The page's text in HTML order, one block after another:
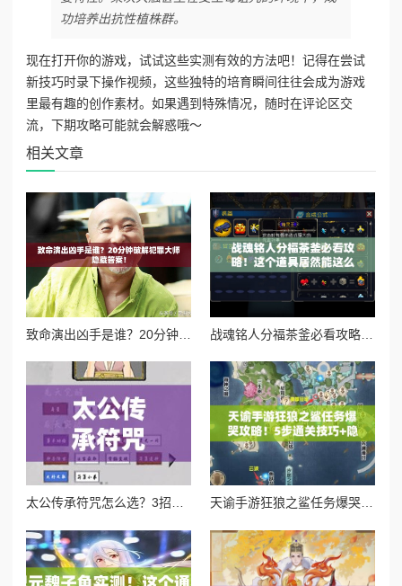
功培养出抗性植株群。
现在打开你的游戏，试试这些实测有效的方法吧！记得在尝试
新技巧时录下操作视频，这些独特的培育瞬间往往会成为游戏
里最有趣的创作素材。如果遇到特殊情况，随时在评论区交
流，下期攻略可能就会解惑哦～
相关文章
战魂铭人分福茶釜必看攻略！这个道具居然能这么用？逆天功能秒懂！
太公传承符咒怎么选？3招教你避开新手大坑！md 天谕手游狂狼之鲨任务爆哭攻略！5步通关技巧+隐藏奖励全解析